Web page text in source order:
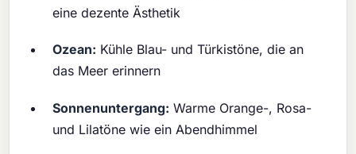
eine dezente Ästhetik
Ozean: Kühle Blau- und Türkistöne, die an
das Meer erinnern
Sonnenuntergang: Warme Orange-, Rosa-
und Lilatöne wie ein Abendhimmel